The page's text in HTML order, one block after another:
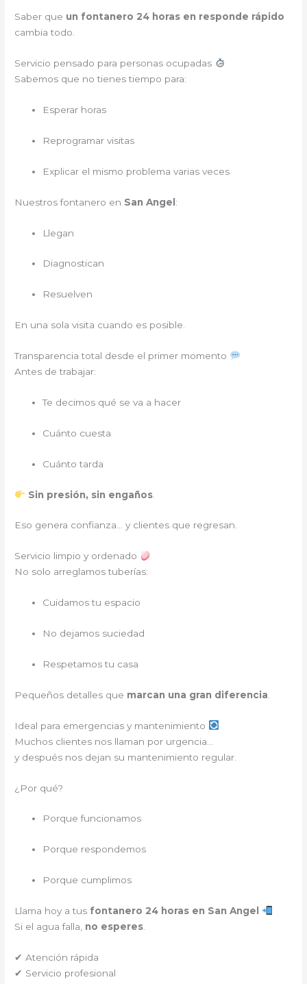
Saber que un fontanero 24 horas en responde rápido
cambia todo.
Servicio pensado para personas ocupadas
Sabemos que no tienes tiempo para:
Esperar horas
Reprogramar visitas
Explicar el mismo problema varias veces
Nuestros fontanero en San Angel :
Llegan
Diagnostican
Resuelven
En una sola visita cuando es posible.
Transparencia total desde el primer momento
Antes de trabajar:
Te decimos qué se va a hacer
Cuánto cuesta
Cuánto tarda
Sin presión, sin engaños.
Eso genera confianza… y clientes que regresan.
Servicio limpio y ordenado
No solo arreglamos tuberías:
Cuidamos tu espacio
No dejamos suciedad
Respetamos tu casa
Pequeños detalles que marcan una gran diferencia
Ideal para emergencias y mantenimiento
Muchos clientes nos llaman por urgencia…
y después nos dejan su mantenimiento regular.
¿Por qué?
Porque funcionamos
Porque respondemos
Porque cumplimos
Llama hoy a tus fontanero 24 horas en San Angel
Si el agua falla, no esperes
✔ Atención rápida
✔ Servicio profesional